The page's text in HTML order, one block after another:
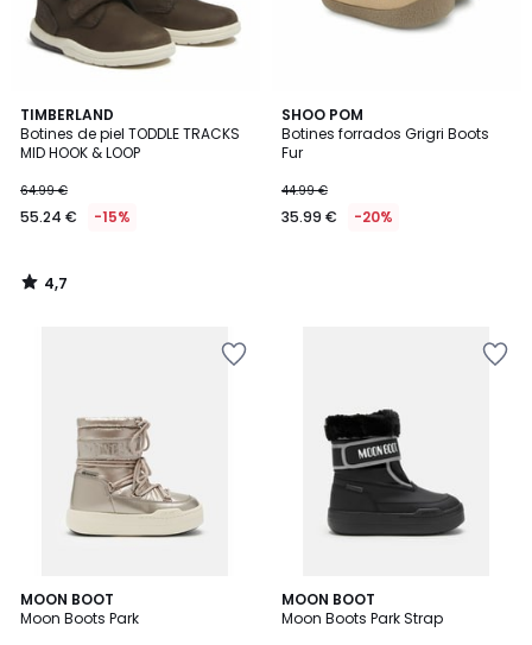
TIMBERLAND
Botines de piel TODDLE TRACKS
MID HOOK & LOOP
64.99 €
55.24 € -15%
4,7
/ 5
4,7
/
SHOO POM
Botines forrados Grigri Boots
Fur
44.99 €
35.99 € -20%
MOON BOOT
Moon Boots Park
MOON BOOT
Moon Boots Park Strap